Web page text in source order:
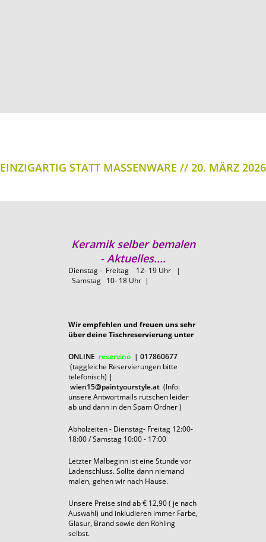
EINZIGARTIG STATT MASSENWARE 20. MÄRZ 2026
Keramik selber bemalen
- Aktuelles....
Dienstag - Freitag 12- 19 Uhr |
Samstag 10- 18 Uhr |
Wir empfehlen und freuen uns sehr
über deine Tischreservierung unter
ONLINE reservino | 017860677
(taggleiche Reservierungen bitte
telefonisch) |
wien15@paintyourstyle.at (Info:
unsere Antwortmails rutschen leider
ab und dann in den Spam Ordner )
Abholzeiten - Dienstag- Freitag 12:00-
18:00 / Samstag 10:00 - 17:00
Letzter Malbeginn ist eine Stunde vor
Ladenschluss. Sollte dann niemand
malen, gehen wir nach Hause.
Unsere Preise sind ab € 12,90 ( je nach
Auswahl) und inkludieren immer Farbe,
Glasur, Brand sowie den Rohling
selbst.